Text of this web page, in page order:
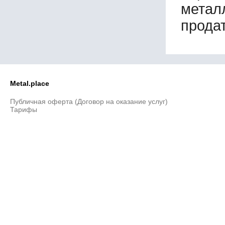
Metal.place
Публичная оферта (Договор на оказание услуг)
Тарифы